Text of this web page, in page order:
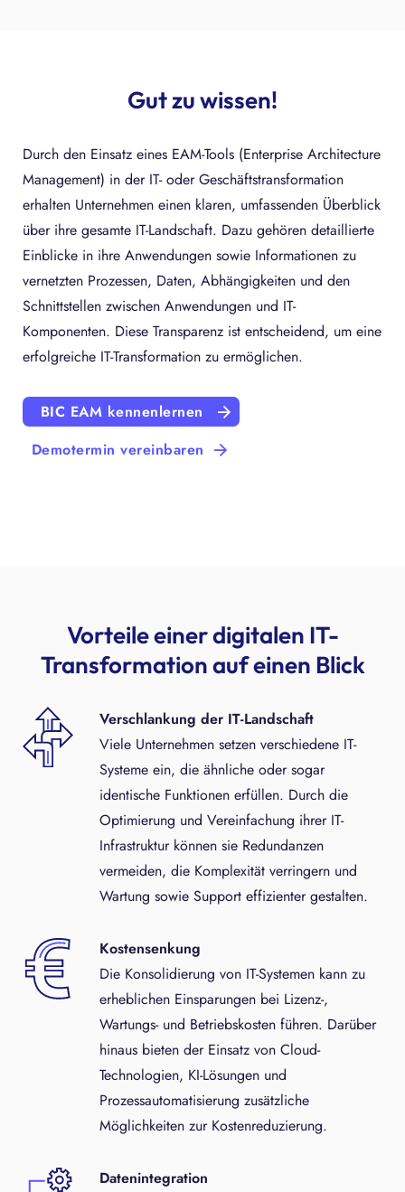
Gut zu wissen!
Durch den Einsatz eines EAM-Tools (Enterprise Architecture
Management) in der IT- oder Geschäftstransformation
erhalten Unternehmen einen klaren, umfassenden Überblick
über ihre gesamte IT-Landschaft. Dazu gehören detaillierte
Einblicke in ihre Anwendungen sowie Informationen zu
vernetzten Prozessen, Daten, Abhängigkeiten und den
Schnittstellen zwischen Anwendungen und IT-
Komponenten. Diese Transparenz ist entscheidend, um eine
erfolgreiche IT-Transformation zu ermöglichen.
BIC EAM kennenlernen
Demotermin vereinbaren
Vorteile einer digitalen IT-
Transformation auf einen Blick
Verschlankung der IT-Landschaft
Viele Unternehmen setzen verschiedene IT-
Systeme ein, die ähnliche oder sogar
identische Funktionen erfüllen. Durch die
Optimierung und Vereinfachung ihrer IT-
Infrastruktur können sie Redundanzen
vermeiden, die Komplexität verringern und
Wartung sowie Support effizienter gestalten.
Kostensenkung
Die Konsolidierung von IT-Systemen kann zu
erheblichen Einsparungen bei Lizenz-,
Wartungs- und Betriebskosten führen. Darüber
hinaus bieten der Einsatz von Cloud-
Technologien, KI-Lösungen und
Prozessautomatisierung zusätzliche
Möglichkeiten zur Kostenreduzierung.
Datenintegration